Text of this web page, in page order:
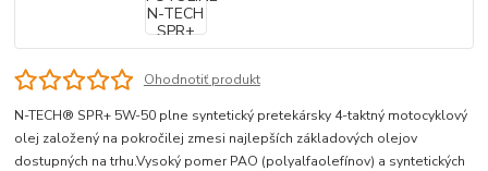
Ohodnotiť produkt
N-TECH® SPR+ 5W-50 plne syntetický pretekársky 4-taktný motocyklový
olej založený na pokročilej zmesi najlepších základových olejov
dostupných na trhu.Vysoký pomer PAO (polyalfaolefínov) a syntetických